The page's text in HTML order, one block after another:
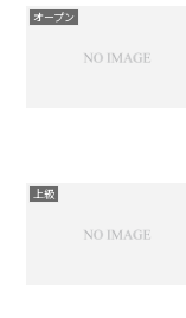
オープン
上級